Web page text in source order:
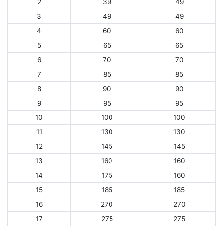
2
39
49
3
49
49
4
60
60
5
65
65
6
70
70
7
85
85
8
90
90
9
95
95
10
100
100
11
130
130
12
145
145
13
160
160
14
175
160
15
185
185
16
270
270
17
275 275